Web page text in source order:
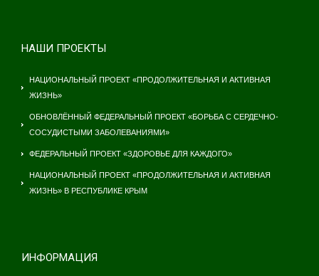
НАШИ ПРОЕКТЫ
НАЦИОНАЛЬНЫЙ ПРОЕКТ «ПРОДОЛЖИТЕЛЬНАЯ И АКТИВНАЯ
ЖИЗНЬ»
ОБНОВЛЁННЫЙ ФЕДЕРАЛЬНЫЙ ПРОЕКТ «БОРЬБА С СЕРДЕЧНО-
СОСУДИСТЫМИ ЗАБОЛЕВАНИЯМИ»
ФЕДЕРАЛЬНЫЙ ПРОЕКТ «ЗДОРОВЬЕ ДЛЯ КАЖДОГО»
НАЦИОНАЛЬНЫЙ ПРОЕКТ «ПРОДОЛЖИТЕЛЬНАЯ И АКТИВНАЯ
ЖИЗНЬ» В РЕСПУБЛИКЕ КРЫМ
ИНФОРМАЦИЯ